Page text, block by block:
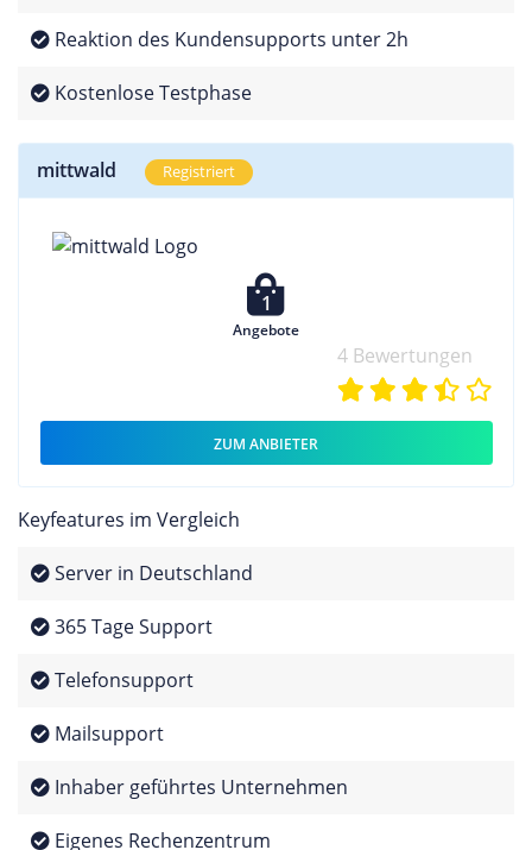
Reaktion des Kundensupports unter 2h
Kostenlose Testphase
mittwald Registriert
1
Angebote
4 Bewertungen
ZUM ANBIETER
Keyfeatures im Vergleich
Server in Deutschland
365 Tage Support
Telefonsupport
Mailsupport
Inhaber geführtes Unternehmen
Eigenes Rechenzentrum